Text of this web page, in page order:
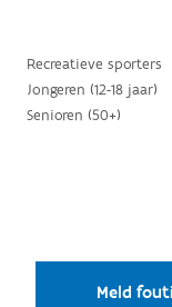
Recreatieve sporters
Jongeren (12-18 jaar)
Senioren (50+)
Meld